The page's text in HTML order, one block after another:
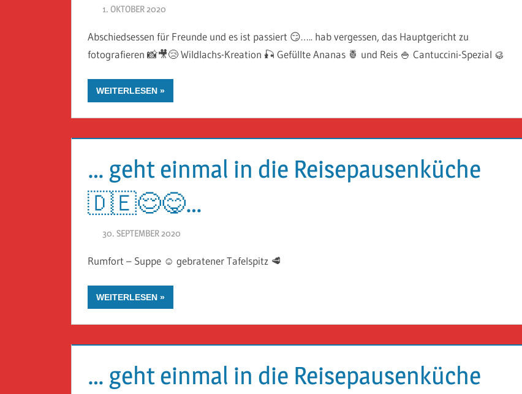
1. OKTOBER 2020
Abschiedsessen für Freunde und es ist passiert 😏….. hab vergessen, das Hauptgericht zu
fotografieren 📸🎥😢 Wildlachs-Kreation 🎣 Gefüllte Ananas 🍍 und Reis 🍚 Cantuccini-Spezial 🥮
WEITERLESEN
… geht einmal in die Reisepausenküche
🇩🇪😌😋…
30. SEPTEMBER 2020
Rumfort – Suppe ☺️ gebratener Tafelspitz 🥩
WEITERLESEN
… geht einmal in die Reisepausenküche